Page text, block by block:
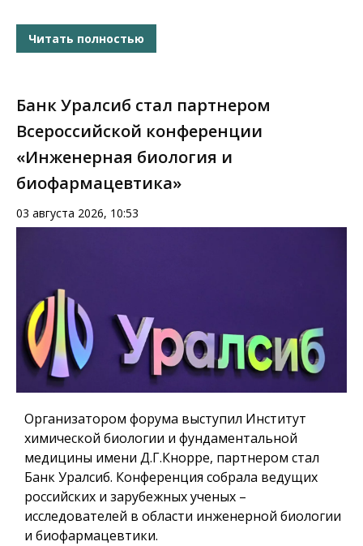
Читать полностью
Банк Уралсиб стал партнером
Всероссийской конференции
«Инженерная биология и
биофармацевтика»
03 августа 2026, 10:53
Организатором форума выступил Институт
химической биологии и фундаментальной
медицины имени Д.Г.Кнорре, партнером стал
Банк Уралсиб. Конференция собрала ведущих
российских и зарубежных ученых –
исследователей в области инженерной биологии
и биофармацевтики.